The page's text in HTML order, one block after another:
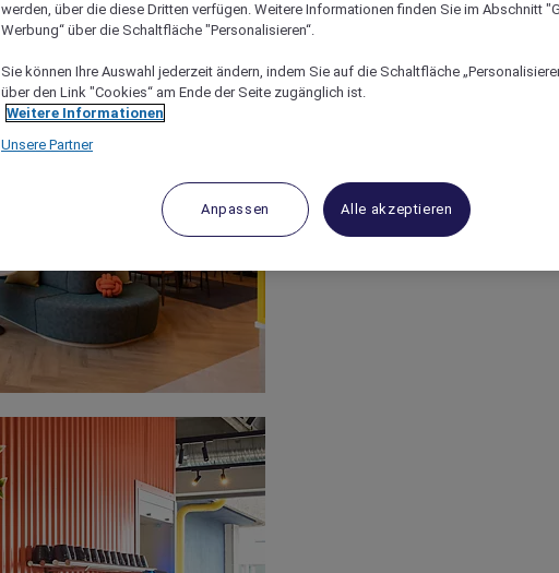
werden, über die diese Dritten verfügen. Weitere Informationen finden Sie im Abschnitt
Werbung“ über die Schaltfläche "Personalisieren“.
Sie können Ihre Auswahl jederzeit ändern, indem Sie auf die Schaltfläche
über den Link "Cookies“ am Ende der Seite zugänglich ist.
Weitere Informationen
Unsere Partner
Anpassen Alle akzeptieren